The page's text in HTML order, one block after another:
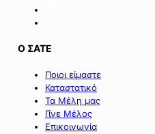
Ο ΣΑΤΕ
Ποιοι είμαστε
Καταστατικό
Τα Μέλη μας
Γίνε Μέλος
Επικοινωνία